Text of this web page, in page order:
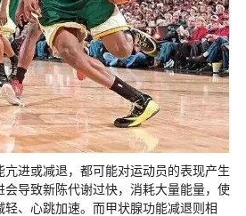
进或减退，都可能对运动员的表现产生
会导致新陈代谢过快，消耗大量能量，使
、心跳加速。而甲状腺功能减退则相